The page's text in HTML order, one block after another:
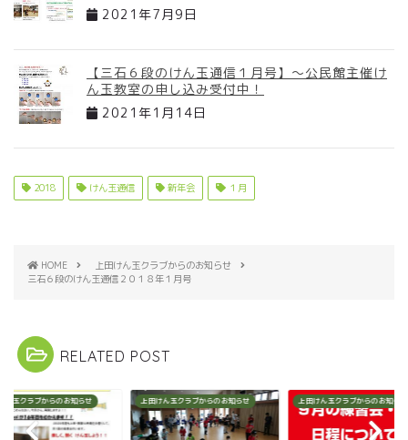
2021年7月9日
【三石６段のけん玉通信１月号】～公民館主催け
ん玉教室の申し込み受付中！
2021年1月14日
2018 けん玉通信 新年会 １月
HOME
上田けん玉クラブからのお知らせ
三石６段のけん玉通信２０１８年１月号
RELATED POST
ん玉クラブからのお知らせ 上田けん玉クラブからのお知らせ 上田けん玉クラブからのお知らせ